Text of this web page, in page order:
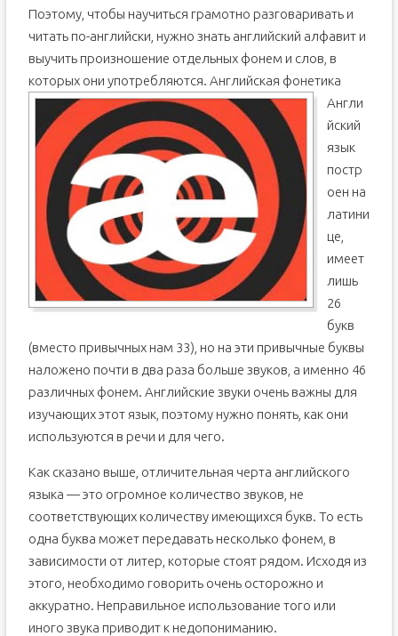
Английский алфавит, буквы и звуки
А теперь вы можете послушать каждую букву по
отдельности
Прописные Буквы Английского Алфавита
Транскрипция Английского Алфавита
Поэтому, чтобы научиться грамотно разговаривать и
читать по-английски, нужно знать английский алфавит и
выучить произношение отдельных фонем и слов, в
которых они употребляются. Английская фонетика
Англи
йский
язык
постр
оен на
латини
це,
имеет
лишь
26
букв
(вместо привычных нам 33), но на эти привычные буквы
наложено почти в два раза больше звуков, а именно 46
различных фонем. Английские звуки очень важны для
изучающих этот язык, поэтому нужно понять, как они
используются в речи и для чего.
Как сказано выше, отличительная черта английского
языка — это огромное количество звуков, не
соответствующих количеству имеющихся букв. То есть
одна буква может передавать несколько фонем, в
зависимости от литер, которые стоят рядом. Исходя из
этого, необходимо говорить очень осторожно и
аккуратно. Неправильное использование того или
иного звука приводит к недопониманию.